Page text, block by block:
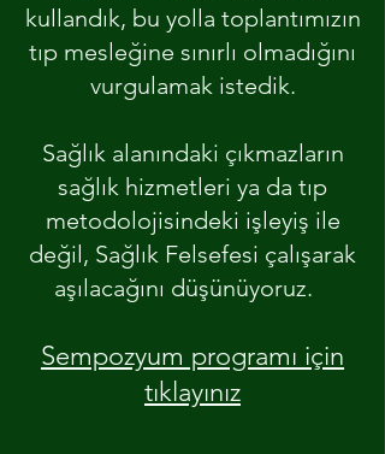
kullandık, bu yolla toplantımızın
tıp mesleğine sınırlı olmadığını
vurgulamak istedik.
Sağlık alanındaki çıkmazların
sağlık hizmetleri ya da tıp
metodolojisindeki işleyiş ile
değil, Sağlık Felsefesi çalışarak
aşılacağını düşünüyoruz.
Sempozyum programı için
tıklayınız